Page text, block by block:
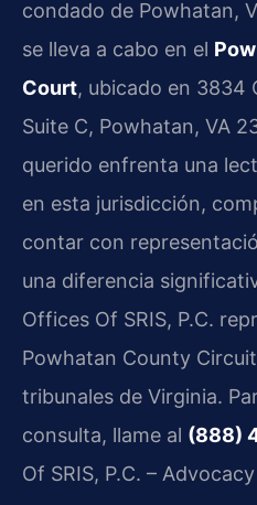
condado de Powhatan,
se lleva a cabo en el
Court, ubicado en 3834
Suite C, Powhatan, VA
querido enfrenta una
en esta jurisdicción,
contar con
una diferencia
Offices Of SRIS, P.C.
Powhatan County
tribunales de Virginia.
consulta, llame al (888)
Of SRIS, P.C. –